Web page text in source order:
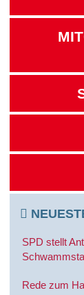
SPD stellt
Rede zum